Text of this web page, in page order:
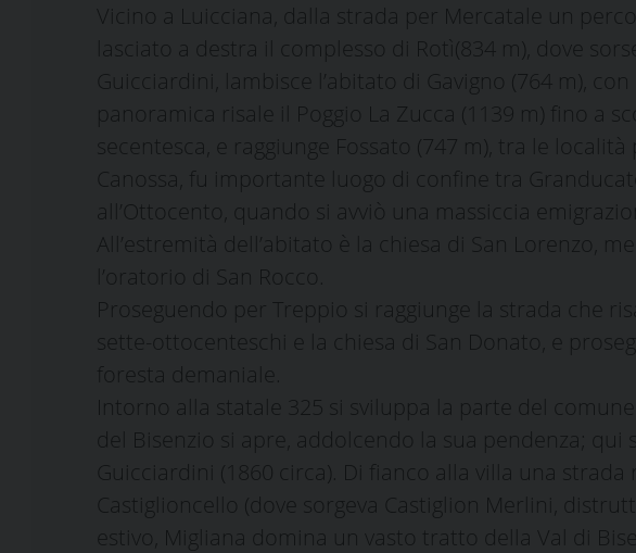
Vicino a Luicciana, dalla strada per Mercatale un
lasciato a destra il complesso di Rotì(834 m), dove
Guicciardini, lambisce l’abitato di Gavigno (764 m),
panoramica risale il Poggio La Zucca (1139 m) fino a
secentesca, e raggiunge Fossato (747 m), tra le
Canossa, fu importante luogo di confine tra
all’Ottocento, quando si avviò una massiccia
All’estremità dell’abitato è la chiesa di San Lorenzo,
l’oratorio di San Rocco.
Proseguendo per Treppio si raggiunge la strada che
sette-ottocenteschi e la chiesa di San Donato, e
foresta demaniale.
Intorno alla statale 325 si sviluppa la parte del
del Bisenzio si apre, addolcendo la sua pendenza;
Guicciardini (1860 circa). Di fianco alla villa una
Castiglioncello (dove sorgeva Castiglion Merlini,
estivo, Migliana domina un vasto tratto della Val di